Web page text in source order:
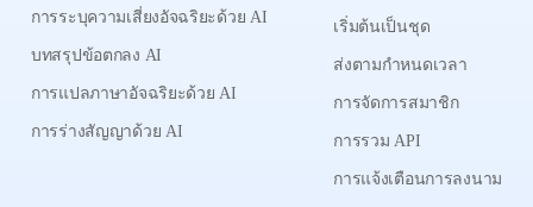
การระบุความเสี่ยงอัจฉริยะด้วย AI
บทสรุปข้อตกลง AI
การแปลภาษาอัจฉริยะด้วย AI
การร่างสัญญาด้วย AI
เริ่มต้นเป็นชุด
ส่งตามกำหนดเวลา
การจัดการสมาชิก
การรวม API
การแจ้งเตือนการลงนาม